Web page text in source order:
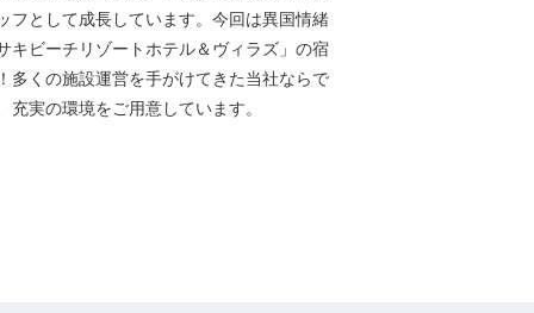
フとして成長しています。今回は異国情緒
キビーチリゾートホテル＆ヴィラズ」の宿
多くの施設運営を手がけてきた当社ならで
実の環境をご用意しています。